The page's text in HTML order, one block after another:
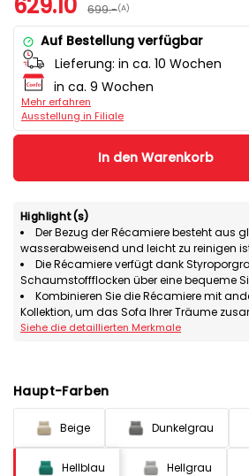
629.10 699.-(A)
Auf Bestellung verfügbar
Lieferung: in ca. 10 Wochen
in ca. 9 Wochen
Mehr erfahren
Ausstellung in Filiale
In den Warenkorb
Highlight(s)
Der Bezug der Récamiere besteht aus
wasserabweisend und leicht zu reinigen
Die Récamiere verfügt dank
Schaumstoffflocken über eine bequeme
Kombinieren Sie die Récamiere mit
Kollektion, um das Sofa Ihrer Träume
Siehe die detaillierten Merkmale
Haupt-Farben
Beige Dunkelgrau
Hellblau Hellgrau